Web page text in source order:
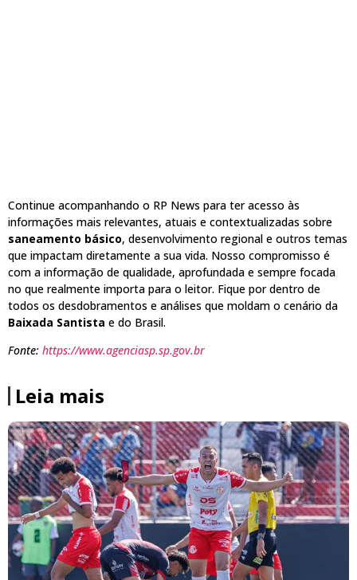
Continue acompanhando o RP News para ter acesso às
informações mais relevantes, atuais e contextualizadas sobre
saneamento básico, desenvolvimento regional e outros temas
que impactam diretamente a sua vida. Nosso compromisso é
com a informação de qualidade, aprofundada e sempre focada
no que realmente importa para o leitor. Fique por dentro de
todos os desdobramentos e análises que moldam o cenário da
Baixada Santista e do Brasil.
Fonte: https://www.agenciasp.sp.gov.br
Leia mais